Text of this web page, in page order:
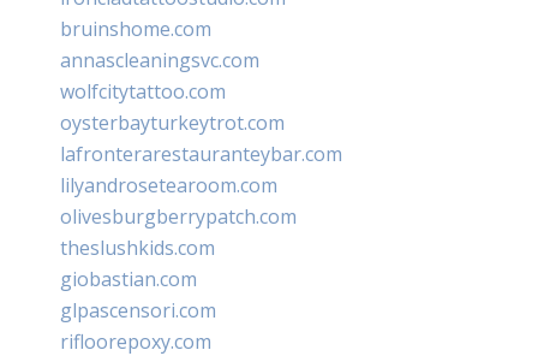
bruinshome.com
annascleaningsvc.com
wolfcitytattoo.com
oysterbayturkeytrot.com
lafronterarestauranteybar.com
lilyandrosetearoom.com
olivesburgberrypatch.com
theslushkids.com
giobastian.com
glpascensori.com
rifloorepoxy.com